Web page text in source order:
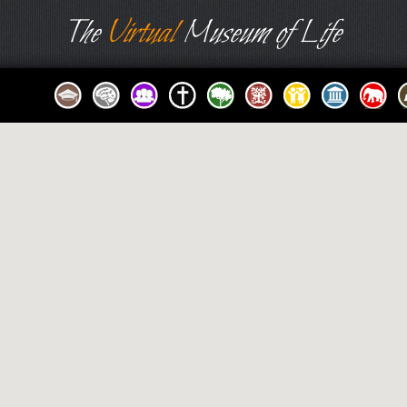
TheVirtualMuseum of Life